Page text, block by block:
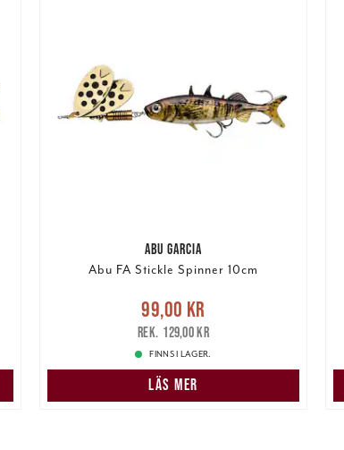
ABU GARCIA
Abu FA Stickle Spinner 10cm
Nuvarande pris:99,00 kr
pris:129,00 kr
99,00 kr
129,00 kr
FINNS I LAGER.
LÄS MER